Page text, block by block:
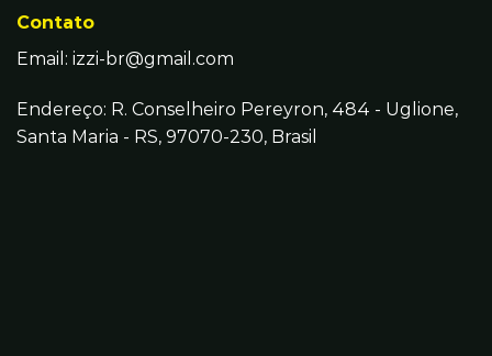
Contato
Email: izzi-br@gmail.com
Endereço: R. Conselheiro Pereyron, 484 - Uglione,
Santa Maria - RS, 97070-230, Brasil